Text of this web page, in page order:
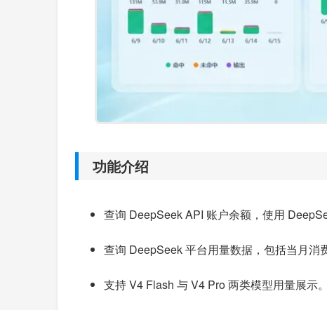
功能介绍
查询 DeepSeek API 账户余额，使用
查询 DeepSeek 平台用量数据，包括当月消
支持 V4 Flash 与 V4 Pro 两类模型用量展示。